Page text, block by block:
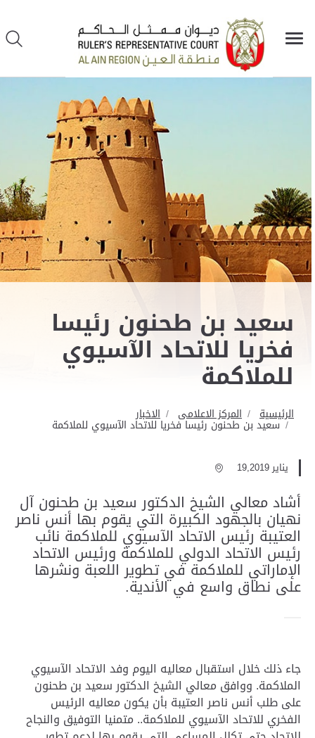
سعيد بن طحنون رئيسا
فخريا للاتحاد الآسيوي
للملاكمة
الرئيسية المركز الاعلامى الاخبار
سعيد بن طحنون رئيسا فخريا للاتحاد الآسيوي للملاكمة
يناير 19,2019
أشاد معالي الشيخ الدكتور سعيد بن طحنون آل
نهيان بالجهود الكبيرة التي يقوم بها أنس ناصر
العتيبة رئيس الاتحاد الآسيوي للملاكمة نائب
رئيس الاتحاد الدولي للملاكمة ورئيس الاتحاد
الإماراتي للملاكمة في تطوير اللعبة ونشرها
على نطاق واسع في الأندية.
جاء ذلك خلال استقبال معاليه اليوم وفد الاتحاد الآسيوي
الملاكمة.ووافق معالي الشيخ الدكتور سعيد بن طحنون
على طلب أنس ناصر العتيبة بأن يكون معاليه الرئيس
الفخري للاتحاد الآسيوي للملاكمة.. متمنيا التوفيق والنجاح